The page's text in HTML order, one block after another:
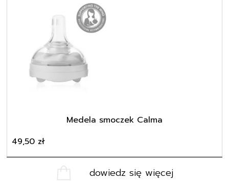
Medela smoczek Calma
49,50 zł
dowiedz się więcej